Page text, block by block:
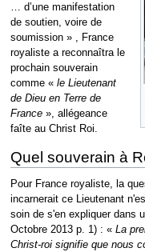
… d’une manifestation
de soutien, voire de
soumission » , France
royaliste a reconnaîtra le
prochain souverain
comme « le Lieutenant
de Dieu en Terre de
France», allégeance
faîte au Christ Roi.
Quel souverain à
Pour France royaliste, la
incarnerait ce Lieutenant
soin de s'en expliquer dans
Octobre 2013 p. 1) : « La
Christ-roi signifie que nous